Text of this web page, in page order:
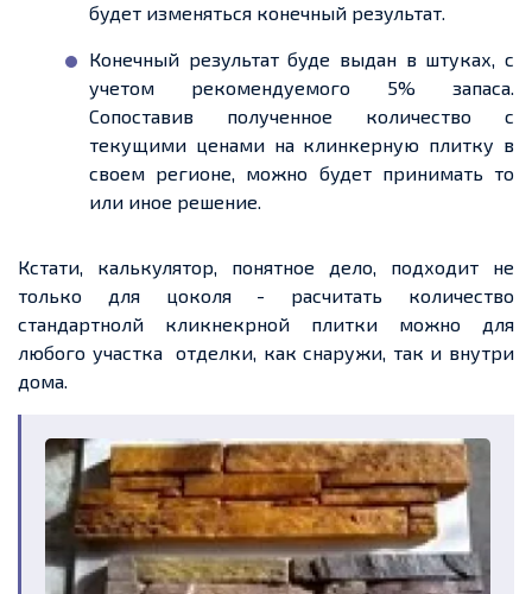
будет изменяться конечный результат.
Конечный результат буде выдан в штуках, с
учетом рекомендуемого 5% запаса.
Сопоставив полученное количество с
текущими ценами на клинкерную плитку в
своем регионе, можно будет принимать то
или иное решение.
Кстати, калькулятор, понятное дело, подходит не
только для цоколя - расчитать количество
стандартнолй кликнекрной плитки можно для
любого участка отделки, как снаружи, так и внутри
дома.